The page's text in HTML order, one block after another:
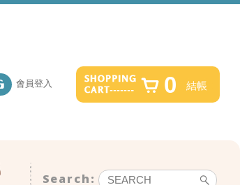
會員登入 0 結帳